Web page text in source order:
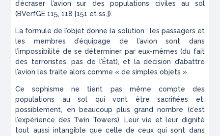
d’écraser l’avion sur des populations civiles au sol
(BVerfGE 115, 118 [151 et ss.]).
La formule de l’objet donne la solution : les passagers et
les membres d’équipage de l’avion sont dans
l’impossibilité de se déterminer par eux-mêmes (du fait
des terroristes, pas de l’État), et la décision d’abattre
l’avion les traite alors comme « de simples objets ».
Ce sophisme ne tient pas même compte des
populations au sol qui vont être sacrifiées et,
possiblement, en beaucoup plus grand nombre (c’est
l’expérience des Twin Towers). Leur vie et leur dignité
tout aussi intangible que celle de ceux qui sont dans